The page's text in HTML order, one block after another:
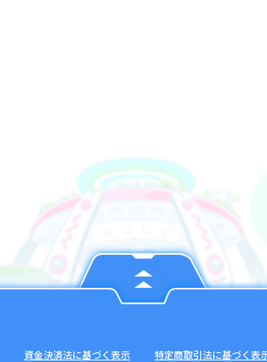
資金決済法に基づく表示 特定商取引法に基づく表